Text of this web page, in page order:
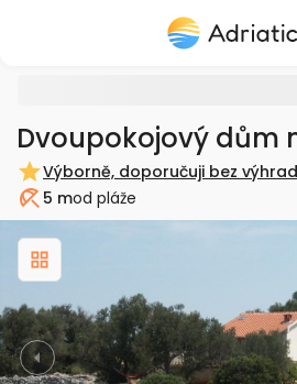
Dvoupokojový dům
Výborně, doporučuji bez výhrad
Pláž 5 mod pláže
Previous